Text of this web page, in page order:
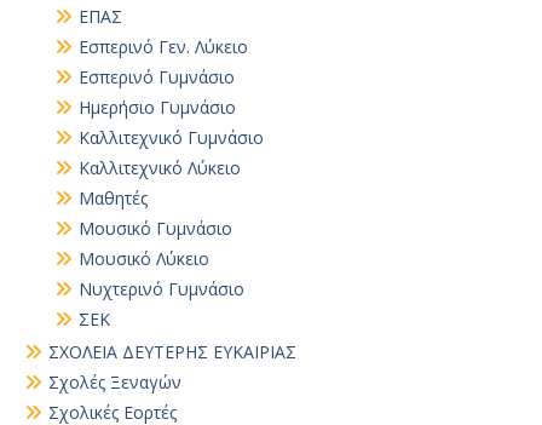
ΕΠΑΣ
Εσπερινό Γεν. Λύκειο
Εσπερινό Γυμνάσιο
Ημερήσιο Γυμνάσιο
Καλλιτεχνικό Γυμνάσιο
Καλλιτεχνικό Λύκειο
Μαθητές
Μουσικό Γυμνάσιο
Μουσικό Λύκειο
Νυχτερινό Γυμνάσιο
ΣΕΚ
ΣΧΟΛΕΙΑ ΔΕΥΤΕΡΗΣ ΕΥΚΑΙΡΙΑΣ
Σχολές Ξεναγών
Σχολικές Εορτές